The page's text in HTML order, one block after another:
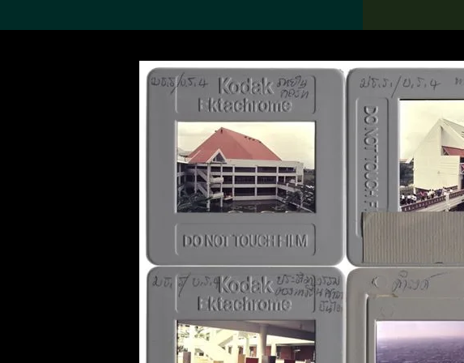
搜索M+藏品 Search the Collection
19,052項結果
關於M+藏品
探索世界頂級的二十及二十
一世紀視覺文化藏品。